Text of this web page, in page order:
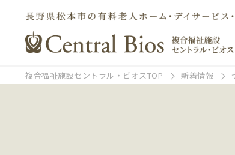
複合福祉施設セントラル・ビオスTOP 新着情報